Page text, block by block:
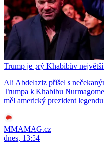
Trump je prý Khabibův
Ali Abdelaziz přišel s
Trumpa k Khabibu
měl americký prezident
MMAMAG.cz
dnes, 13:34